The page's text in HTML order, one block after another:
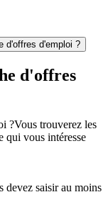
d'offres d'emploi ?
d'offres
?Vous trouverez les
qui vous intéresse
devez saisir au moins